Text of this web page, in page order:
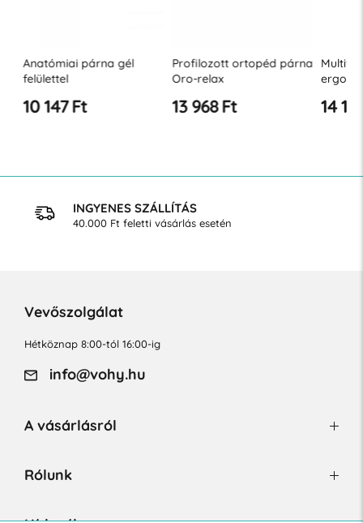
Anatómiai párna gél
felülettel
10 147 Ft
Profilozott ortopéd párna
Oro-relax
13 968 Ft 14
INGYENES SZÁLLÍTÁS
40.000 Ft feletti vásárlás esetén
Vevőszolgálat
Hétköznap 8:00-tól 16:00-ig
info@vohy.hu
A vásárlásról
Rólunk